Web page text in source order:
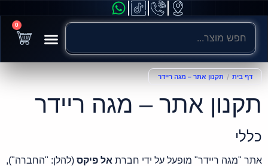
0
דף בית / תקנון אתר – מגה ריידר
תקנון אתר – מגה ריידר
כללי
אתר "מגה ריידר" מופעל על ידי חברת אל פיקס (להלן: "החברה"),